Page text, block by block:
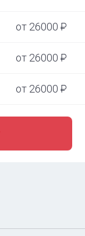
от 26000 
от 26000 
от 26000 